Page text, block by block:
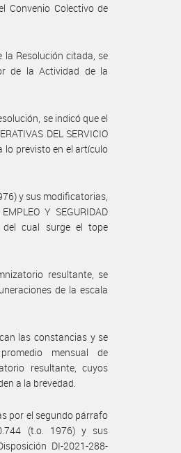
Convenio Colectivo de
Resolución citada, se
de la Actividad de la
se indicó que el
DEL SERVICIO
lo previsto en el artículo
y sus modificatorias,
Y SEGURIDAD
del cual surge el tope
resultante, se
de la escala
las constancias y se
mensual de
resultante, cuyos
a la brevedad.
por el segundo párrafo
(t.o. 1976) y sus
DI-2021-288-